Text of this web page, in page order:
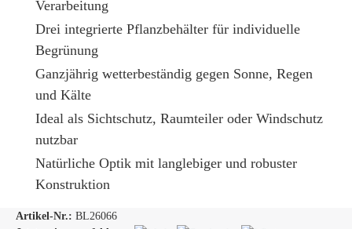
Verarbeitung
Drei integrierte Pflanzbehälter für individuelle
Begrünung
Ganzjährig wetterbeständig gegen Sonne, Regen
und Kälte
Ideal als Sichtschutz, Raumteiler oder Windschutz
nutzbar
Natürliche Optik mit langlebiger und robuster
Konstruktion
Artikel-Nr.: BL26066